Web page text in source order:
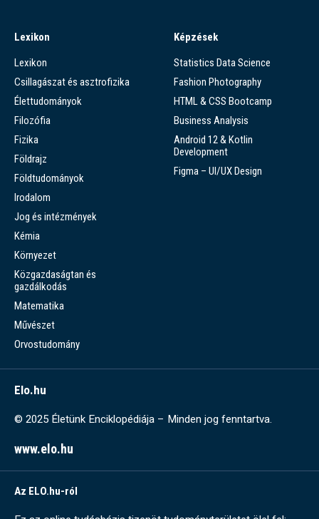
Lexikon
Lexikon
Csillagászat és asztrofizika
Élettudományok
Filozófia
Fizika
Földrajz
Földtudományok
Irodalom
Jog és intézmények
Kémia
Környezet
Közgazdaságtan és
gazdálkodás
Matematika
Művészet
Orvostudomány
Képzések
Statistics Data Science
Fashion Photography
HTML & CSS Bootcamp
Business Analysis
Android 12 & Kotlin
Development
Figma – UI/UX Design
Elo.hu
© 2025 Életünk Enciklopédiája – Minden jog fenntartva.
www.elo.hu
Az ELO.hu-ról